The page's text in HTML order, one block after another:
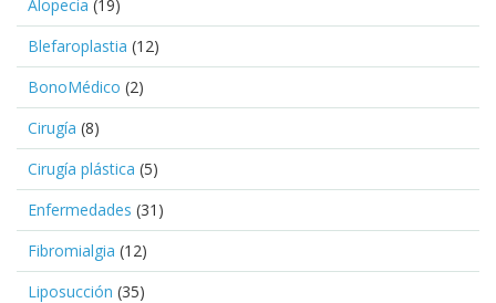
Alopecia (19)
Blefaroplastia (12)
BonoMédico (2)
Cirugía (8)
Cirugía plástica (5)
Enfermedades (31)
Fibromialgia (12)
Liposucción (35)